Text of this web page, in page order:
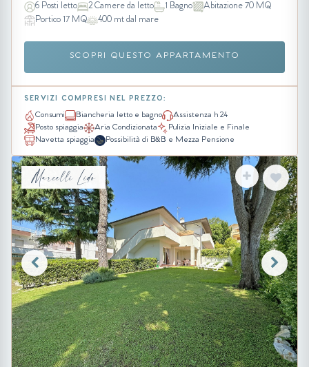
6 Posti letto 2 Camere da letto 1 Bagno
Abitazione 70 MQ
Portico 17 MQ
400 mt dal mare
SCOPRI QUESTO APPARTAMENTO
SERVIZI COMPRESI NEL PREZZO:
Consumi Biancheria letto e bagno
Assistenza h 24
Posto spiaggia
Aria Condizionata
Pulizia Iniziale e Finale
Navetta spiaggia
Possibilità di B&B e Mezza Pensione
Marcelli Lido